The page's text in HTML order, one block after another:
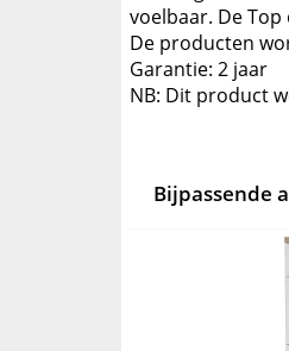
voelbaar. De
De producten
Garantie: 2 jaar
NB: Dit product
Bijpassende